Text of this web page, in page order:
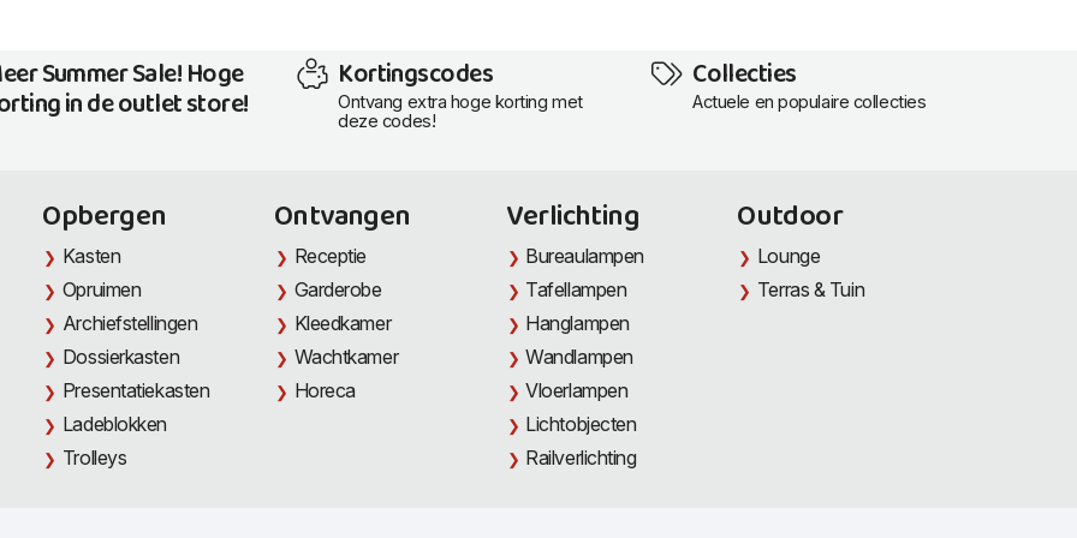
Summer Sale! Hoge
in de outlet store!
Kortingscodes
Ontvang extra hoge korting met
deze codes!
Collecties
Actuele en populaire collecties
Opbergen
Kasten
Opruimen
Archiefstellingen
Dossierkasten
Presentatiekasten
Ladeblokken
Trolleys
Ontvangen
Receptie
Garderobe
Kleedkamer
Wachtkamer
Horeca
Verlichting
Bureaulampen
Tafellampen
Hanglampen
Wandlampen
Vloerlampen
Lichtobjecten
Railverlichting
Outdoor
Lounge
Terras & Tuin